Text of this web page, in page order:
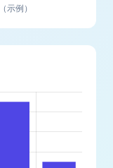
示例）